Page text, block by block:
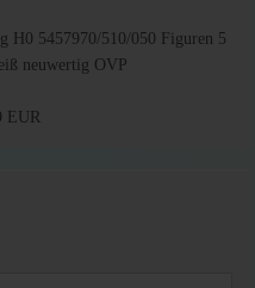
H0 5457970/510/050 Figuren 5
neuwertig OVP
EUR